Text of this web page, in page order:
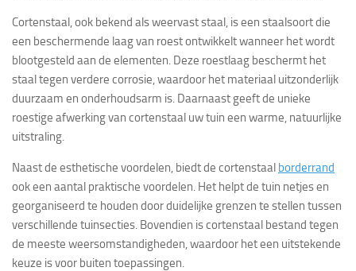
Cortenstaal, ook bekend als weervast staal, is een staalsoort die
een beschermende laag van roest ontwikkelt wanneer het wordt
blootgesteld aan de elementen. Deze roestlaag beschermt het
staal tegen verdere corrosie, waardoor het materiaal uitzonderlijk
duurzaam en onderhoudsarm is. Daarnaast geeft de unieke
roestige afwerking van cortenstaal uw tuin een warme, natuurlijke
uitstraling.
Naast de esthetische voordelen, biedt de cortenstaal borderrand
ook een aantal praktische voordelen. Het helpt de tuin netjes en
georganiseerd te houden door duidelijke grenzen te stellen tussen
verschillende tuinsecties. Bovendien is cortenstaal bestand tegen
de meeste weersomstandigheden, waardoor het een uitstekende
keuze is voor buiten toepassingen.